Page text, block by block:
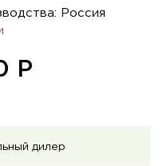
Россия
Р
дилер